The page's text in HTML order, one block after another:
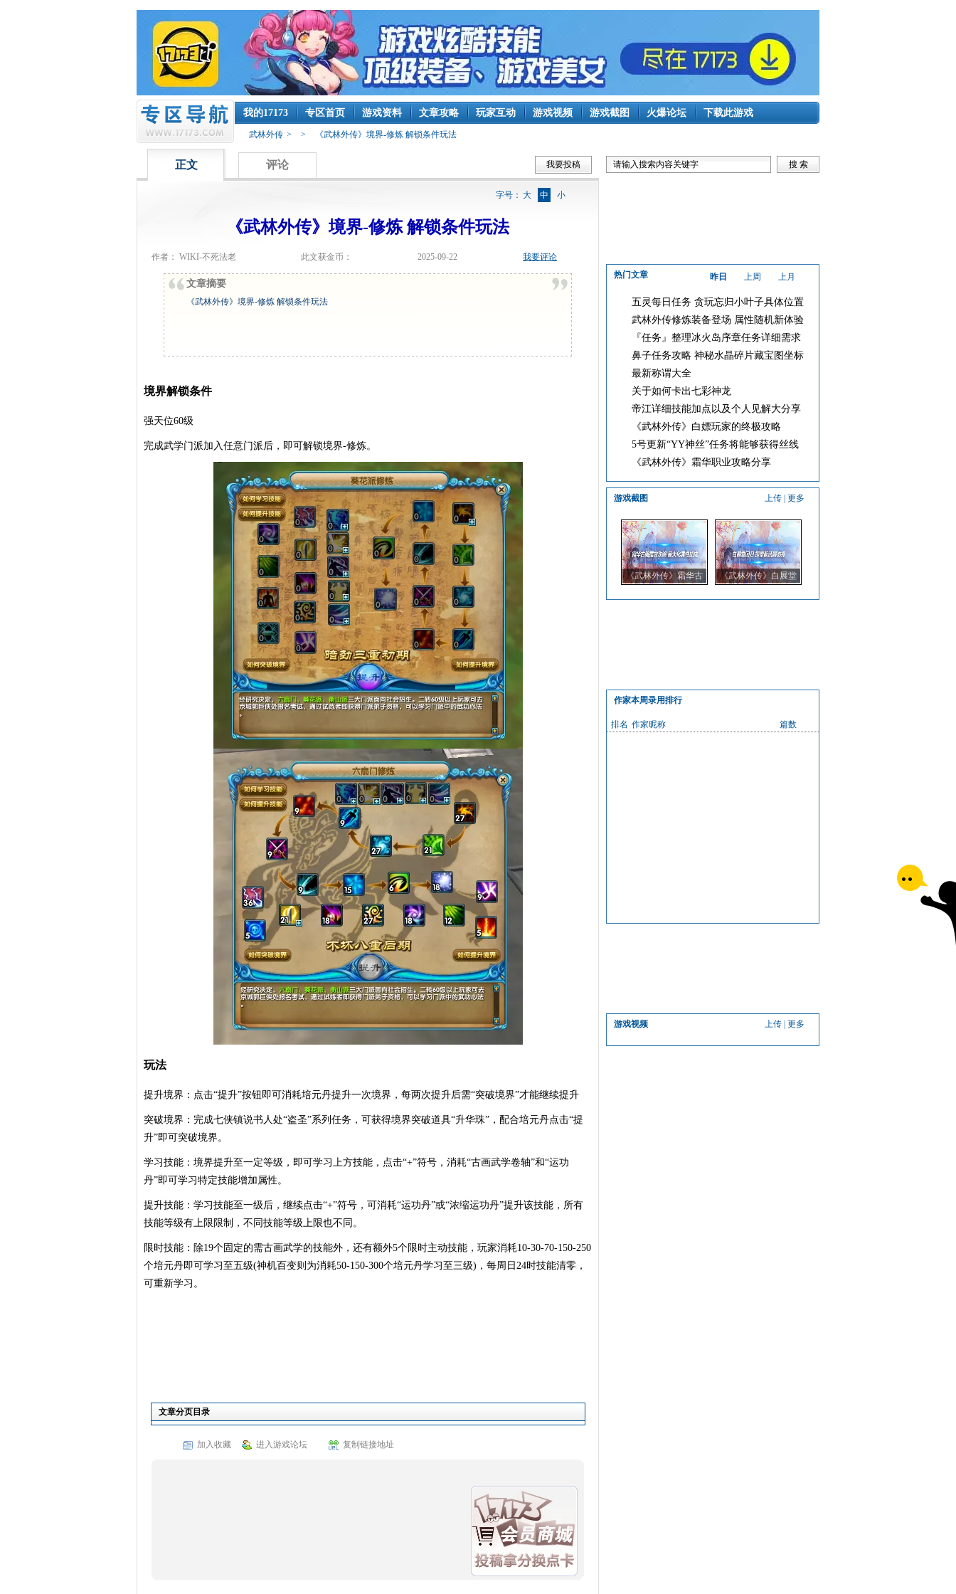
我的17173 专区首页 游戏资料 文章攻略 玩家互动 游戏视频 游戏截图 火爆论坛 下载此游戏
武林外传 > > 《武林外传》境界-修炼 解锁条件玩法
正文 评论 我要投稿
字号： 大 中 小
《武林外传》境界-修炼 解锁条件玩法
作者： WIKI-不死法老 此文获金币： 2025-09-22 我要评论
文章摘要
《武林外传》境界-修炼 解锁条件玩法
境界解锁条件
强天位60级
完成武学门派加入任意门派后，即可解锁境界-修炼。
玩法
提升境界：点击“提升”按钮即可消耗培元丹提升一次境界，每两次提升后需“突破境界”才能继续提升
突破境界：完成七侠镇说书人处“盗圣”系列任务，可获得境界突破道具“升华珠”，配合培元丹点击“提
升”即可突破境界。
学习技能：境界提升至一定等级，即可学习上方技能，点击“+”符号，消耗“古画武学卷轴”和“运功
丹”即可学习特定技能增加属性。
提升技能：学习技能至一级后，继续点击“+”符号，可消耗“运功丹”或“浓缩运功丹”提升该技能，所有
技能等级有上限限制，不同技能等级上限也不同。
限时技能：除19个固定的需古画武学的技能外，还有额外5个限时主动技能，玩家消耗10-30-70-150-250
个培元丹即可学习至五级(神机百变则为消耗50-150-300个培元丹学习至三级)，每周日24时技能清零，
可重新学习。
文章分页目录
加入收藏 进入游戏论坛 复制链接地址
热门文章 昨日 上周 上月
五灵每日任务 贪玩忘归小叶子具体位置
武林外传修炼装备登场 属性随机新体验
『任务』整理冰火岛序章任务详细需求
鼻子任务攻略 神秘水晶碎片藏宝图坐标
最新称谓大全
关于如何卡出七彩神龙
帝江详细技能加点以及个人见解大分享
《武林外传》白嫖玩家的终极攻略
5号更新“YY神丝”任务将能够获得丝线
《武林外传》霜华职业攻略分享
上传 更多
游戏截图
《武林外传》霜华古
《武林外传》白展堂
作家本周录用排行
篇数
排名 作家昵称
上传 更多
游戏视频